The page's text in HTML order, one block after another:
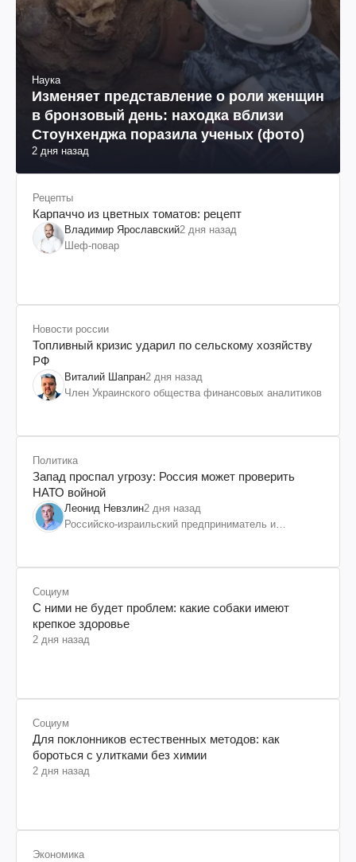
Наука
Изменяет представление о роли женщин
в бронзовый день: находка вблизи
Стоунхенджа поразила ученых (фото)
2 дня назад
Рецепты
Карпаччо из цветных томатов: рецепт
Владимир Ярославский2 дня назад
Шеф-повар
Новости россии
Топливный кризис ударил по сельскому хозяйству
РФ
Виталий Шапран2 дня назад
Член Украинского общества финансовых аналитиков
Политика
Запад проспал угрозу: Россия может проверить
НАТО войной
Леонид Невзлин2 дня назад
Российско-израильский предприниматель и
Социум
С ними не будет проблем: какие собаки имеют
крепкое здоровье
2 дня назад
Социум
Для поклонников естественных методов: как
бороться с улитками без химии
2 дня назад
Экономика